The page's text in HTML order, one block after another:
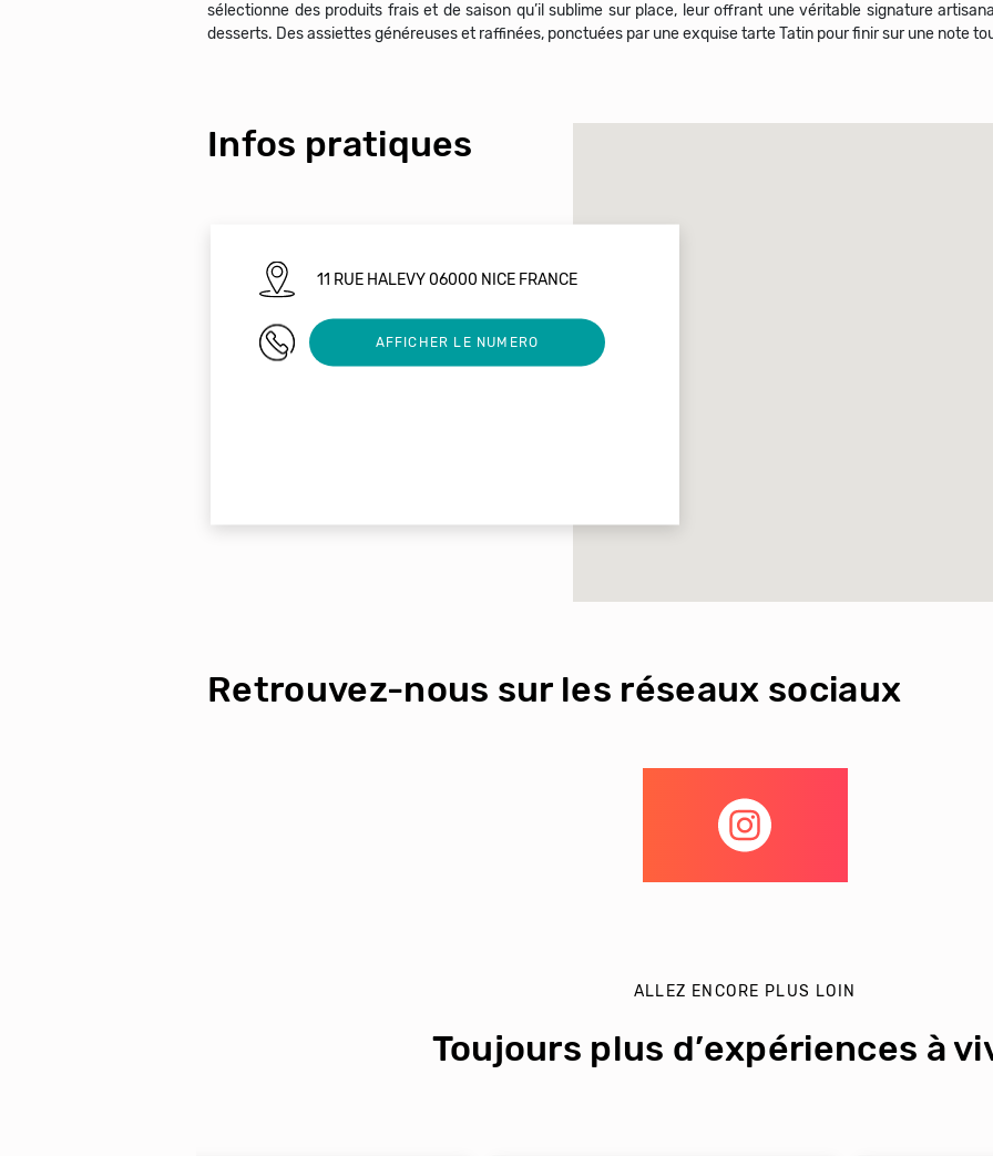
sélectionne des produits frais et de saison qu’il sublime sur place, leur offrant une véritable signature
desserts. Des assiettes généreuses et raffinées, ponctuées par une exquise tarte Tatin pour finir sur une note
Infos pratiques
11 RUE HALEVY 06000 NICE FRANCE
0622103755AFFICHER LE NUMERO
Retrouvez-nous sur les réseaux sociaux
ALLEZ ENCORE PLUS LOIN
Toujours plus d’expériences à